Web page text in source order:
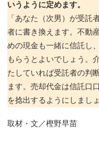
いうように定めます。
「あなた（次男）が受託
者に書き換えます。不動
めの現金も一緒に信託し
もらうとよいでしょう。
たしていれば受託者の判
ます。売却代金は信託口
を捻出するようにしまし
取材・文／樫野早苗